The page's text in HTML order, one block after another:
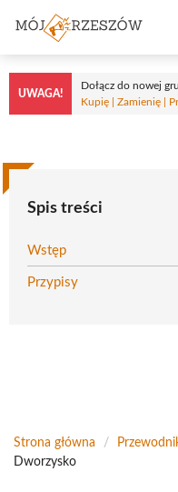
treści
UWAGA!
Dołącz do nowej
Kupię | Zamienię |
Spis treści
Wstęp
Przypisy
Strona główna /
Dworzysko